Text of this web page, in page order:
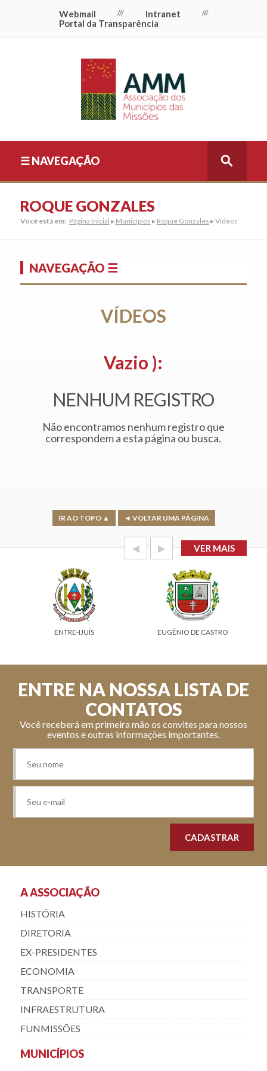
Webmail /// Intranet ///
Portal da Transparência
☰ NAVEGAÇÃO
ROQUE GONZALES
Você está em: Página Inicial ▸ Municípios ▸ Roque Gonzales ▸ Vídeos
VÍDEOS
Vazio ):
NENHUM REGISTRO
Não encontramos nenhum registro que
correspondem a esta página ou busca.
NAVEGAÇÃO ☰
IR AO TOPO ▲ ◄ VOLTAR UMA PÁGINA
◀ ▶ VER MAIS
ENTRE-IJUÍS EUGÊNIO DE CASTRO
A ASSOCIAÇÃO
HISTÓRIA
DIRETORIA
EX-PRESIDENTES
ECONOMIA
TRANSPORTE
INFRAESTRUTURA
FUNMISSÕES
MUNICÍPIOS
ENTRE NA NOSSA LISTA DE
CONTATOS
Você receberá em primeira mão os convites para nossos
eventos e outras informações importantes.